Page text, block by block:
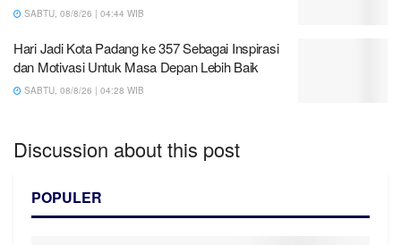
SABTU, 08/8/26 | 04:44 WIB
Hari Jadi Kota Padang ke 357 Sebagai Inspirasi
dan Motivasi Untuk Masa Depan Lebih Baik
SABTU, 08/8/26 | 04:28 WIB
Discussion about this post
POPULER